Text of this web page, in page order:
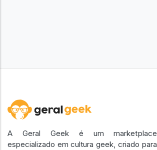
A Geral Geek é um marketplace
especializado em cultura geek, criado para